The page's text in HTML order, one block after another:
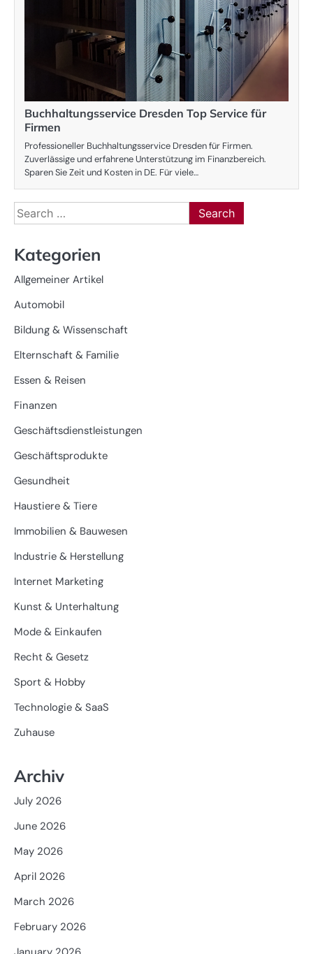
Buchhaltungsservice Dresden Top Service für
Firmen
Professioneller Buchhaltungsservice Dresden für Firmen.
Zuverlässige und erfahrene Unterstützung im Finanzbereich.
Sparen Sie Zeit und Kosten in DE. Für viele…
Search
for:
Kategorien
Allgemeiner Artikel
Automobil
Bildung & Wissenschaft
Elternschaft & Familie
Essen & Reisen
Finanzen
Geschäftsdienstleistungen
Geschäftsprodukte
Gesundheit
Haustiere & Tiere
Immobilien & Bauwesen
Industrie & Herstellung
Internet Marketing
Kunst & Unterhaltung
Mode & Einkaufen
Recht & Gesetz
Sport & Hobby
Technologie & SaaS
Zuhause
Archiv
July 2026
June 2026
May 2026
April 2026
March 2026
February 2026